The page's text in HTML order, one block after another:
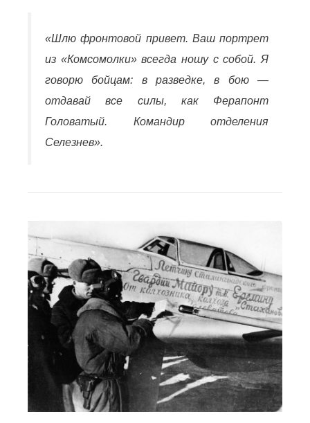
«Шлю фронтовой привет. Ваш портрет
из «Комсомолки» всегда ношу с собой. Я
говорю бойцам: в разведке, в бою —
отдавай все силы, как Ферапонт
Головатый. Командир отделения
Селезнев».